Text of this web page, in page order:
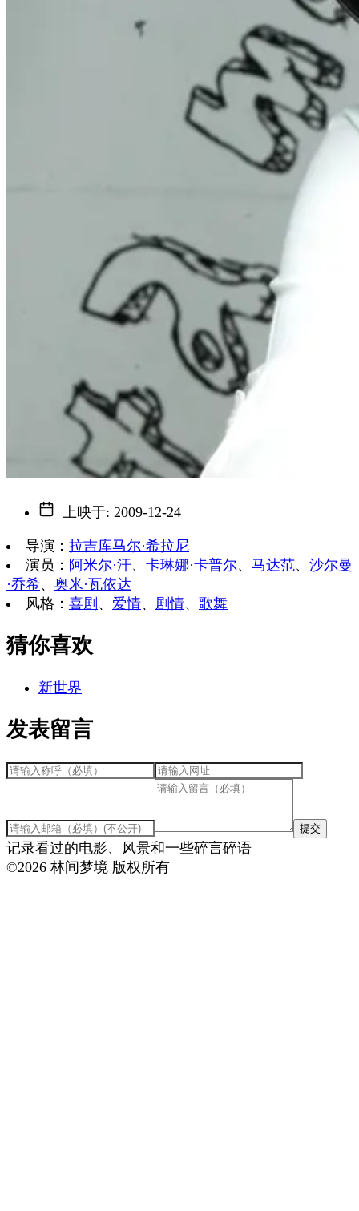
上映于: 2009-12-24
导演 ： 拉吉库马尔·希拉尼
演员 ： 阿米尔·汗、 卡琳娜·卡普尔、 马达范、 沙尔曼
·乔希、 奥米·瓦依达
风格 ： 喜剧 、 爱情、 剧情、 歌舞
猜你喜欢
新世界
发表留言
提交
记录看过的电影、风景和一些碎言碎语
©2026 林间梦境 版权所有